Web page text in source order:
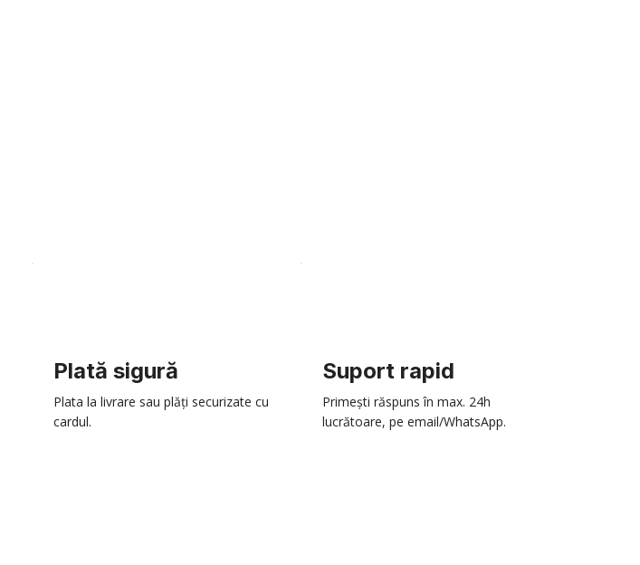
Plată sigură
Plata la livrare sau plăți securizate cu
cardul.
Suport rapid
Primești răspuns în max. 24h
lucrătoare, pe email/WhatsApp.